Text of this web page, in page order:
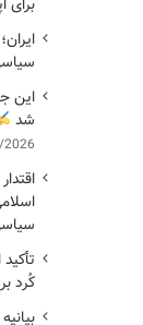
برای
این
شد
کُرد